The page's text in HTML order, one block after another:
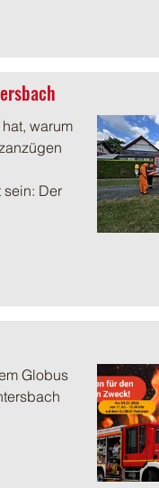
warum
Der
Globus